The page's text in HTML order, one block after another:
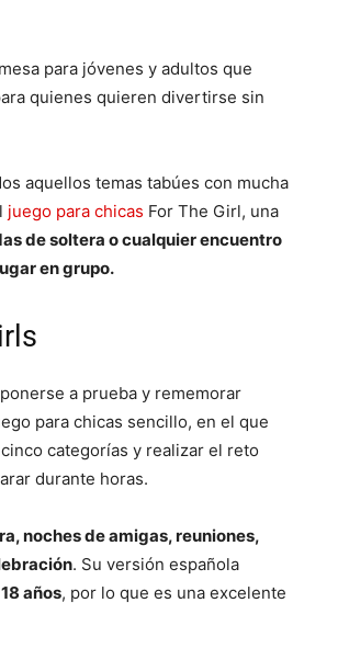
para jóvenes y adultos que
quienes quieren divertirse sin
aquellos temas tabúes con mucha
juego para chicas For The Girl, una
de soltera o cualquier encuentro
en grupo.
a prueba y rememorar
para chicas sencillo, en el que
categorías y realizar el reto
durante horas.
noches de amigas, reuniones,
. Su versión española
años, por lo que es una excelente